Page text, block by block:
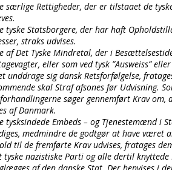
særlige Rettigheder, der er tilstaaet de
tyske Statsborgere, der har haft
straks udvises.
af Det Tyske Mindretal, der i
eller som ved tysk ”Ausweiss”
unddrage sig dansk Retsforfølgelse,
skal Straf afsones før Udvisning.
søger gennemført Krav
af Danmark.
tysksindede Embeds – og Tjenestemænd i
medmindre de godtgør at have været
til de fremførte Krav udvises, fratages
tyske nazistiske Parti og alle dertil